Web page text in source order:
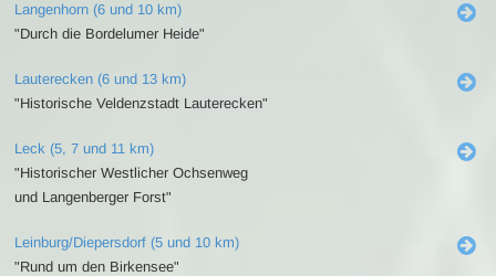
Langenhorn (6 und 10 km)
"Durch die Bordelumer Heide"
Lauterecken (6 und 13 km)
"Historische Veldenzstadt Lauterecken"
Leck (5, 7 und 11 km)
"Historischer Westlicher Ochsenweg
und Langenberger Forst"
Leinburg/Diepersdorf (5 und 10 km)
"Rund um den Birkensee"